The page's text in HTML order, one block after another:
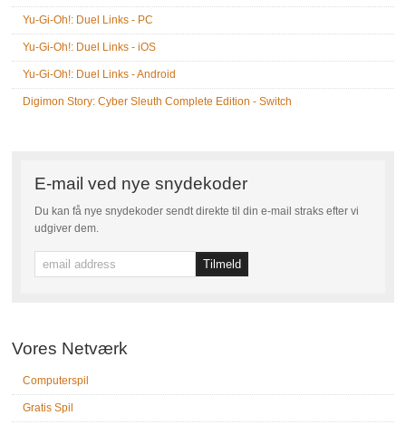
Yu-Gi-Oh!: Duel Links - PC
Yu-Gi-Oh!: Duel Links - iOS
Yu-Gi-Oh!: Duel Links - Android
Digimon Story: Cyber Sleuth Complete Edition - Switch
E-mail ved nye snydekoder
Du kan få nye snydekoder sendt direkte til din e-mail straks efter vi
udgiver dem.
Vores Netværk
Computerspil
Gratis Spil